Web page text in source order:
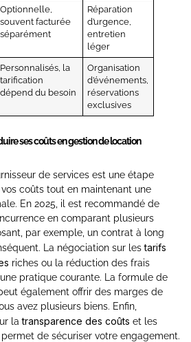
Optionnelle,
souvent facturée
séparément
Réparation
d’urgence,
entretien
léger
Personnalisés, la
tarification
dépend du besoin
Organisation
d’événements,
réservations
exclusives
ses coûts en gestion de location
de services est une étape
coûts tout en maintenant une
En 2025, il est recommandé de
en comparant plusieurs
par exemple, un contrat à long
La négociation sur lestarifs
riches ou la réduction des frais
pratique courante. La formule de
également offrir des marges de
avez plusieurs biens. Enfin,
latransparence des coûts et les
de sécuriser votre engagement.